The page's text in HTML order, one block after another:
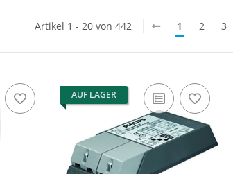
Artikel 1 - 20 von 442 1 2 3
AUF LAGER